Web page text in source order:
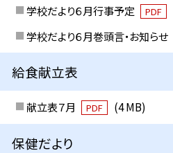
学校だより６月行事予定
PDF
学校だより６月巻頭言・お知らせ
給食献立表
献立表７月 PDF (4 MB)
保健だより